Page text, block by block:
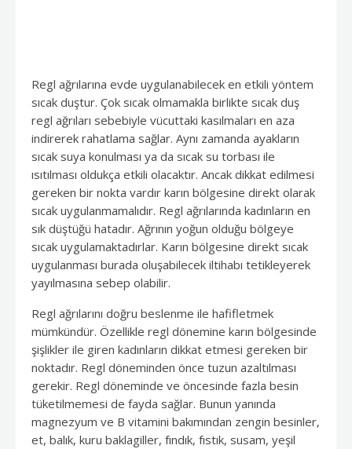
Regl ağrılarına evde uygulanabilecek en etkili yöntem
sıcak duştur. Çok sıcak olmamakla birlikte sıcak duş
regl ağrıları sebebiyle vücuttaki kasılmaları en aza
indirerek rahatlama sağlar. Aynı zamanda ayakların
sıcak suya konulması ya da sıcak su torbası ile
ısıtılması oldukça etkili olacaktır. Ancak dikkat edilmesi
gereken bir nokta vardır karın bölgesine direkt olarak
sıcak uygulanmamalıdır. Regl ağrılarında kadınların en
sık düştüğü hatadır. Ağrının yoğun olduğu bölgeye
sıcak uygulamaktadırlar. Karın bölgesine direkt sıcak
uygulanması burada oluşabilecek iltihabı tetikleyerek
yayılmasına sebep olabilir.
Regl ağrılarını doğru beslenme ile hafifletmek
mümkündür. Özellikle regl dönemine karın bölgesinde
şişlikler ile giren kadınların dikkat etmesi gereken bir
noktadır. Regl döneminden önce tuzun azaltılması
gerekir. Regl döneminde ve öncesinde fazla besin
tüketilmemesi de fayda sağlar. Bunun yanında
magnezyum ve B vitamini bakımından zengin besinler,
et, balık, kuru baklagiller, fındık, fıstık, susam, yeşil